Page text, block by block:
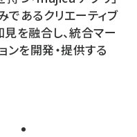
であるクリエーティブ
を融合し、統合マー
ンを開発・提供する